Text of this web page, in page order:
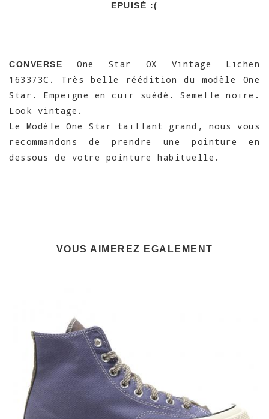
EPUISÉ :(
CONVERSE
One Star OX Vintage Lichen
163373C. Très belle réédition du modèle One
Star. Empeigne en cuir suédé. Semelle noire.
Look vintage.
Le Modèle One Star taillant grand, nous vous
recommandons de prendre une pointure en
dessous de votre pointure habituelle.
VOUS AIMEREZ EGALEMENT